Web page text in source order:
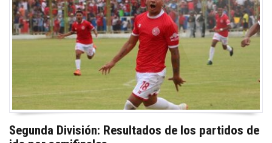
Segunda División: Resultados de los partidos de